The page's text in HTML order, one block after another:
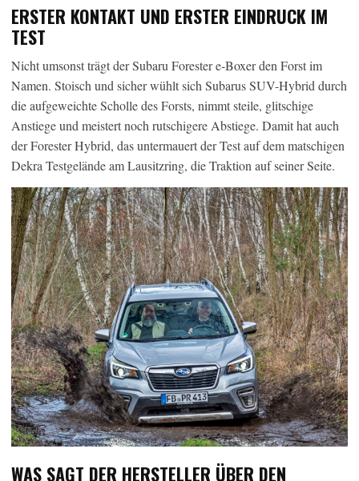
ERSTER KONTAKT UND ERSTER EINDRUCK IM
TEST
Nicht umsonst trägt der Subaru Forester e-Boxer den Forst im
Namen. Stoisch und sicher wühlt sich Subarus SUV-Hybrid durch
die aufgeweichte Scholle des Forsts, nimmt steile, glitschige
Anstiege und meistert noch rutschigere Abstiege. Damit hat auch
der Forester Hybrid, das untermauert der Test auf dem matschigen
Dekra Testgelände am Lausitzring, die Traktion auf seiner Seite.
WAS SAGT DER HERSTELLER ÜBER DEN